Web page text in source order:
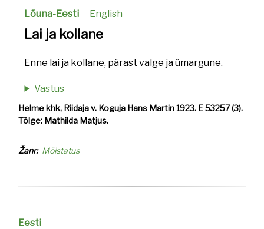
Lõuna-Eesti English
Lai ja kollane
Enne lai ja kollane, pärast valge ja ümargune.
Vastus
Helme khk, Riidaja v. Koguja Hans Martin 1923. E 53257 (3).
Tõlge: Mathilda Matjus.
Žanr Mõistatus
Eesti